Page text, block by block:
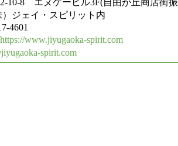
ェイ・スピリット内
4601
https://www.jiyugaoka-spirit.com
spirit.com